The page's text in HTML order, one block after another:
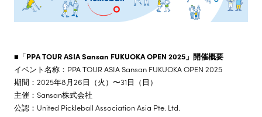
■「PPA TOUR ASIA Sansan FUKUOKA OPEN 2025」開催概要
イベント名称：PPA TOUR ASIA Sansan FUKUOKA OPEN 2025
期間：2025年8月26日（火）〜31日（日）
主催：Sansan株式会社
公認：United Pickleball Association Asia Pte. Ltd.